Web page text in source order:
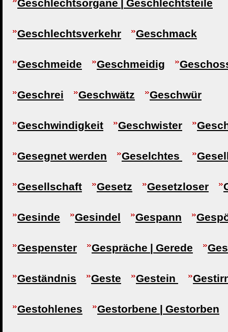
Geschlechtsorgane | Geschlechtsteile
Geschlechtsverkehr Geschmack
Geschmeide Geschmeidig
Geschrei Geschwätz Geschwür
Geschwindigkeit Geschwister
Gesegnet werden Geselchtes
Gesellschaft Gesetz Gesetzloser
Gesinde Gesindel Gespann
Gespenster Gespräche | Gerede
Geständnis Geste Gestein
Gestohlenes Gestorbene | Gestorben